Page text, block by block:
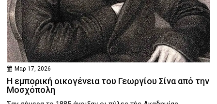
Μαρ 17, 2026
Η εμπορική οικογένεια του Γεωργίου Σίνα από την
Μοσχόπολη